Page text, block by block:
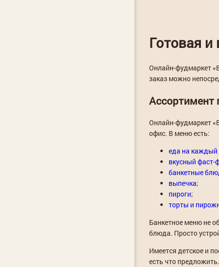
Готовая и
Онлайн-фудмаркет
заказ можно
Ассортимент
Онлайн-фудмаркет
офис. В меню есть:
еда на каждый
вкусный фаст-
банкетные
выпечка;
пироги;
торты и
Банкетное меню не
блюда. Просто
Имеется детское и
есть что